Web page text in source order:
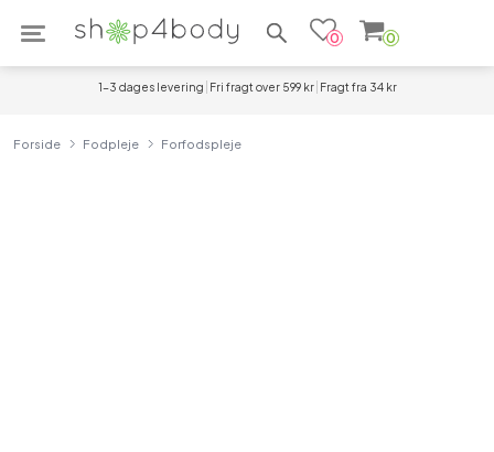
Søg efter produkter
0 0
1-3 dages levering Fri fragt over 599 kr Fragt fra 34 kr
Forside Fodpleje Forfodspleje